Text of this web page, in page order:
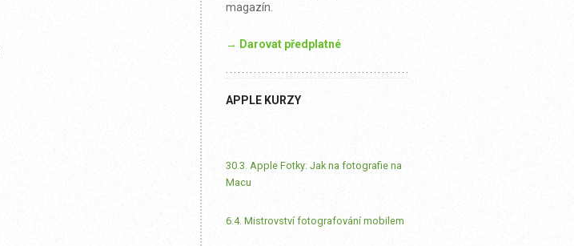
magazín.
→ Darovat předplatné
APPLE KURZY
30.3. Apple Fotky: Jak na fotografie na
Macu
6.4. Mistrovství fotografování mobilem